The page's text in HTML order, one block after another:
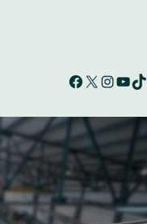
Facebook X InstagramYouTube TikTok